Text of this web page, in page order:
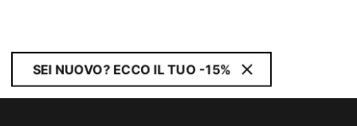
SEI NUOVO? ECCO IL TUO -15%